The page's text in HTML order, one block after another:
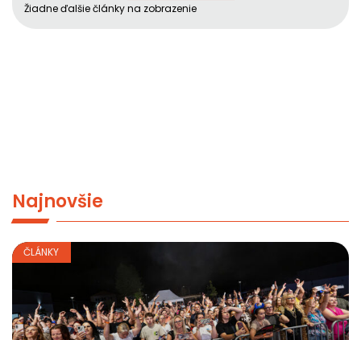
Žiadne ďalšie články na zobrazenie
Najnovšie
ČLÁNKY